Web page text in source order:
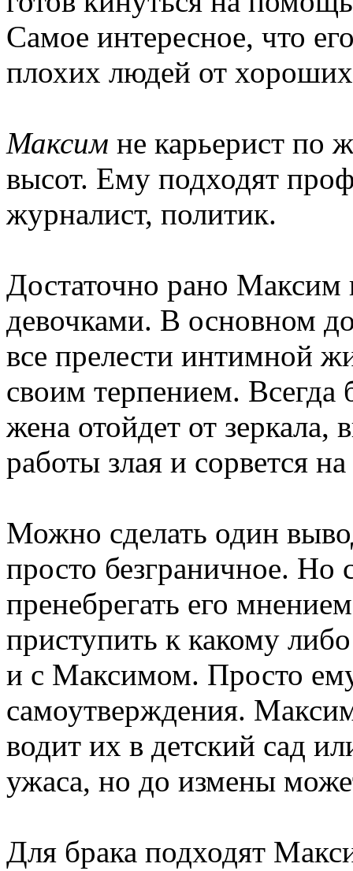
Самое интересное, что
плохих людей от
Максим не карьерист по
высот. Ему подходят
журналист, политик.
Достаточно рано Максим
девочками. В основном
все прелести интимной
своим терпением. Всегда
жена отойдет от
работы злая и сорвется
Можно сделать один
просто безграничное. Но
пренебрегать его
приступить к какому
и с Максимом. Просто
самоутверждения.
водит их в детский сад
ужаса, но до измены
Для брака подходят